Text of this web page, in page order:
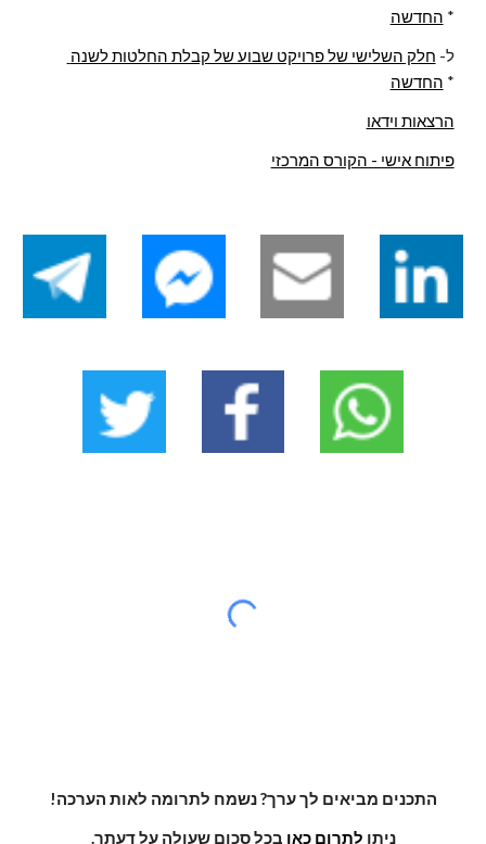
החדשה *
ל-
החדשה *
הרצאות וידאו
פיתוח אישי - הקורס המרכזי
התכנים מביאים לך ערך? נשמח לתרומה לאות הערכה!
ניתן לתרום כאן בכל סכום שעולה על דעתך.